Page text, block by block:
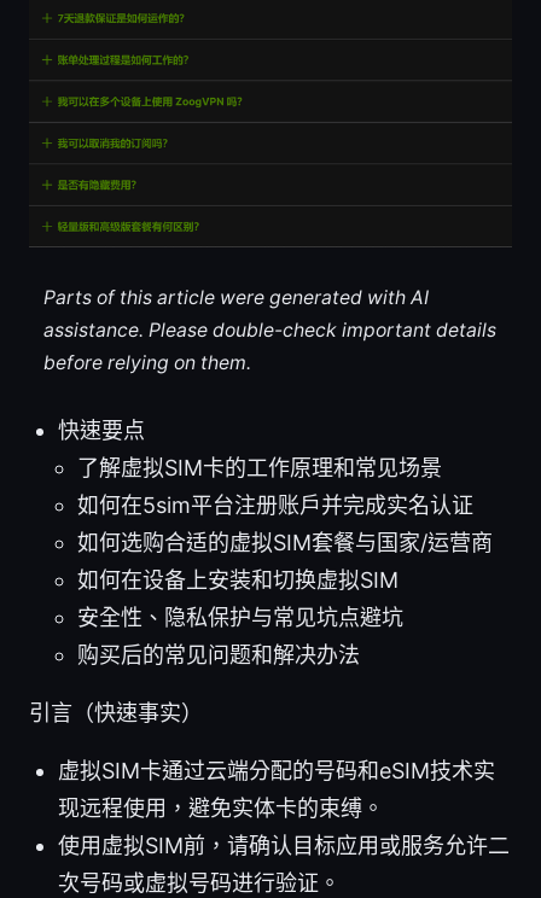
Parts of this article were generated with AI
assistance. Please double-check important details
before relying on them.
快速要点
了解虚拟SIM卡的工作原理和常见场景
如何在5sim平台注册账户并完成实名认证
如何选购合适的虚拟SIM套餐与国家/运营商
如何在设备上安装和切换虚拟SIM
安全性、隐私保护与常见坑点避坑
购买后的常见问题和解决办法
引言（快速事实）
虚拟SIM卡通过云端分配的号码和eSIM技术实
现远程使用，避免实体卡的束缚。
使用虚拟SIM前，请确认目标应用或服务允许二
次号码或虚拟号码进行验证。